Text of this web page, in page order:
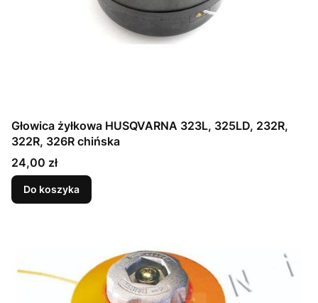
Głowica żyłkowa HUSQVARNA 323L, 325LD, 232R,
322R, 326R chińska
Cena
24,00 zł
Do koszyka